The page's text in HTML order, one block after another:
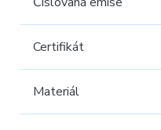
Certifikát
Materiál